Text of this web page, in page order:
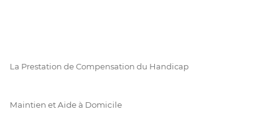
La Prestation de Compensation du Handicap
Maintien et Aide à Domicile